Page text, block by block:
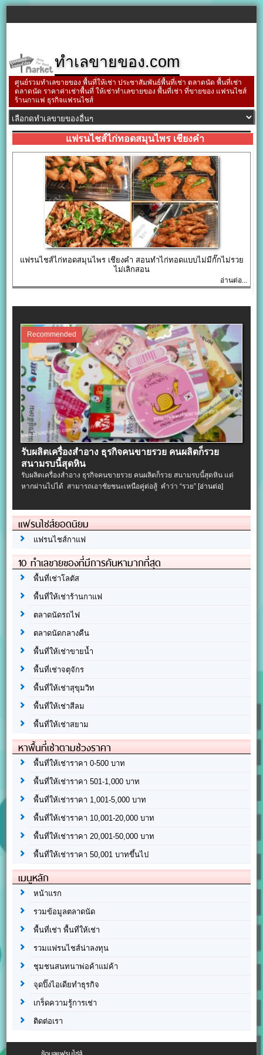
ทำเลขายของ.com
ศูนย์รวมทำเลขายของ พื้นที่ให้เช่า ประชาสัมพันธ์พื้นที่เช่า ตลาดนัด พื้นที่เช่า
ตลาดนัด ราคาค่าเช่าพื้นที่ ให้เช่าทำเลขายของ พื้นที่เช่า ที่ขายของ แฟรนไชส์
ร้านกาแฟ ธุรกิจแฟรนไชส์
แฟรนไชส์ไก่ทอดสมุนไพร เชียงคำ
แฟรนไชส์ไก่ทอดสมุนไพร เชียงคำ สอนทำไก่ทอดแบบไม่มีกั๊กไม่รวย
ไม่เลิกสอน
อ่านต่อ...
Recommended
รับผลิตเครื่องสําอาง ธุรกิจคนขายรวย คนผลิตก็รวย
สนามรบนี้สุดหิน
รับผลิตเครื่องสําอาง ธุรกิจคนขายรวย คนผลิตก็รวย สนามรบนี้สุดหิน แต่
หากผ่านไปได้ สามารถเอาชัยชนะเหนือคู่ต่อสู้ คำว่า “รวย”[อ่านต่อ]
แฟรนไชส์ยอดนิยม
แฟรนไชส์กาแฟ
10 ทำเลขายของที่มีการค้นหามากที่สุด
พื้นที่เช่าโลตัส
พื้นที่ให้เช่าร้านกาแฟ
ตลาดนัดรถไฟ
ตลาดนัดกลางคืน
พื้นที่ให้เช่าขายน้ำ
พื้นที่เช่าจตุจักร
พื้นที่ให้เช่าสุขุมวิท
พื้นที่ให้เช่าสีลม
พื้นที่ให้เช่าสยาม
หาพื้นที่เช่าตามช่วงราคา
พื้นที่ให้เช่าราคา 0-500 บาท
พื้นที่ให้เช่าราคา 501-1,000 บาท
พื้นที่ให้เช่าราคา 1,001-5,000 บาท
พื้นที่ให้เช่าราคา 10,001-20,000 บาท
พื้นที่ให้เช่าราคา 20,001-50,000 บาท
พื้นที่ให้เช่าราคา 50,001 บาทขึ้นไป
เมนูหลัก
หน้าแรก
รวมข้อมูลตลาดนัด
พื้นที่เช่า พื้นที่ให้เช่า
รวมแฟรนไชส์น่าลงทุน
ชุมชนสนทนาพ่อค้าแม่ค้า
จุดปิ๊งไอเดียทำธุรกิจ
เกร็ดความรู้การเช่า
ติดต่อเรา